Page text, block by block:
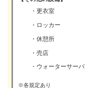
・更衣室
・ロッカー
・休憩所
・売店
・ウォーターサー
※各規定あり